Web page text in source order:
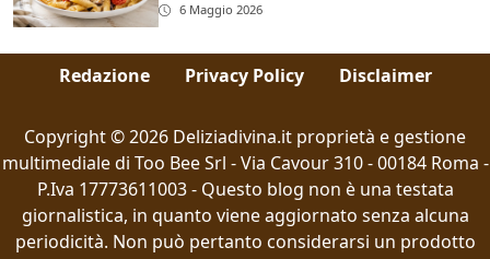
6 Maggio 2026
Redazione Privacy Policy Disclaimer
Copyright © 2026 Deliziadivina.it proprietà e gestione
multimediale di Too Bee Srl - Via Cavour 310 - 00184 Roma -
P.Iva 17773611003 - Questo blog non è una testata
giornalistica, in quanto viene aggiornato senza alcuna
periodicità. Non può pertanto considerarsi un prodotto